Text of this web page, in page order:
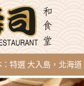
入島，北海道 厚岸